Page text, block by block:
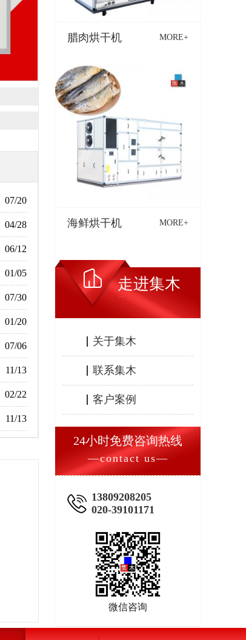
07/20
04/28
06/12
01/05
07/30
01/20
07/06
11/13
02/22
11/13
腊肉烘干机 MORE+
海鲜烘干机 MORE+
走进集木
关于集木
联系集木
客户案例
24小时免费咨询热线
—contact us—
13809208205
020-39101171
微信咨询